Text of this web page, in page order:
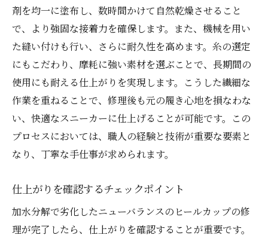
剤を均一に塗布し、数時間かけて自然乾燥させること
で、より強固な接着力を確保します。また、機械を用い
た縫い付けも行い、さらに耐久性を高めます。糸の選定
にもこだわり、摩耗に強い素材を選ぶことで、長期間の
使用にも耐える仕上がりを実現します。こうした繊細な
作業を重ねることで、修理後も元の履き心地を損なわな
い、快適なスニーカーに仕上げることが可能です。この
プロセスにおいては、職人の経験と技術が重要な要素と
なり、丁寧な手仕事が求められます。
仕上がりを確認するチェックポイント
加水分解で劣化したニューバランスのヒールカップの修
理が完了したら、仕上がりを確認することが重要です。